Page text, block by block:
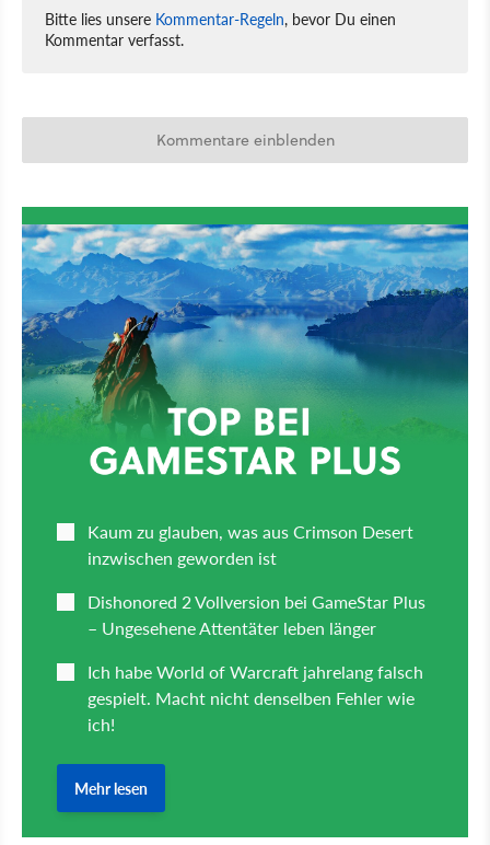
Bitte lies unsere Kommentar-Regeln, bevor Du einen
Kommentar verfasst.
Kommentare einblenden